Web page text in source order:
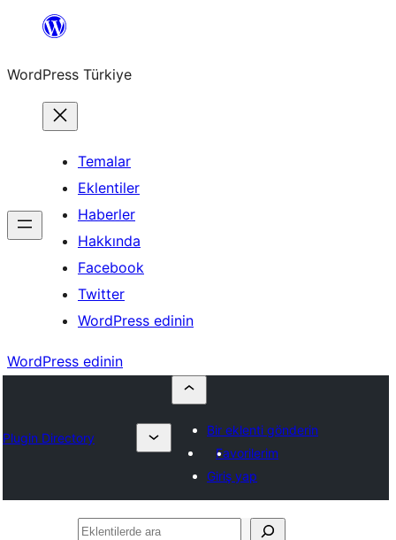
İçeriğe
WordPress Türkiye
Temalar
Eklentiler
Haberler
Hakkında
Facebook
Twitter
WordPress edinin
WordPress edinin
Plugin Directory
Bir eklenti gönderin
Favorilerim
Giriş yap
Eklentilerde